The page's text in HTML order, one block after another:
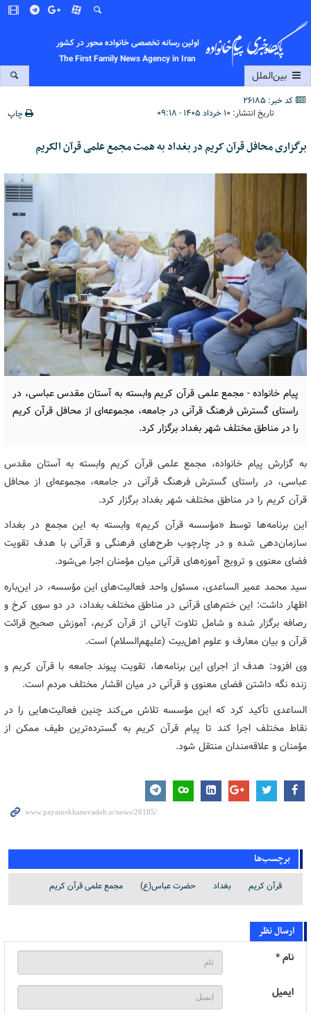
اولین رسانه تخصصی خانواده محور در کشور
The First Family News Agency in Iran
بین‌الملل
کد خبر: 26185
تاریخ انتشار: ۱۰ خرداد ۱۴۰۵ - ۰۹:۱۸ چاپ
برگزاری محافل قرآن کریم در بغداد به همت مجمع علمی قرآن الکریم
پیام خانواده - مجمع علمی قرآن کریم وابسته به آستان مقدس عباسی، در
راستای گسترش فرهنگ قرآنی در جامعه، مجموعه‌ای از محافل قرآن کریم
را در مناطق مختلف شهر بغداد برگزار کرد.
به گزارش پیام خانواده، مجمع علمی قرآن کریم وابسته به آستان مقدس
عباسی، در راستای گسترش فرهنگ قرآنی در جامعه، مجموعه‌ای از محافل
قرآن کریم را در مناطق مختلف شهر بغداد برگزار کرد.
این برنامه‌ها توسط «مؤسسه قرآن کریم» وابسته به این مجمع در بغداد
سازمان‌دهی شده و در چارچوب طرح‌های فرهنگی و قرآنی با هدف تقویت
فضای معنوی و ترویج آموزه‌های قرآنی میان مؤمنان اجرا می‌شود.
سید محمد عمیر الساعدی، مسئول واحد فعالیت‌های این مؤسسه، در این‌باره
اظهار داشت: این ختم‌های قرآنی در مناطق مختلف بغداد، در دو سوی کرخ و
رصافه برگزار شده و شامل تلاوت آیاتی از قرآن کریم، آموزش صحیح قرائت
قرآن و بیان معارف و علوم اهل‌بیت (علیهم‌السلام) است.
وی افزود: هدف از اجرای این برنامه‌ها، تقویت پیوند جامعه با قرآن کریم و
زنده نگه داشتن فضای معنوی و قرآنی در میان اقشار مختلف مردم است.
الساعدی تأکید کرد که این مؤسسه تلاش می‌کند چنین فعالیت‌هایی را در
نقاط مختلف اجرا کند تا پیام قرآن کریم به گسترده‌ترین طیف ممکن از
مؤمنان و علاقه‌مندان منتقل شود.
برچسب‌ها
قرآن کریم بغداد حضرت عباس(ع) مجمع علمی قرآن کریم
ارسال نظر
نام *
ایمیل